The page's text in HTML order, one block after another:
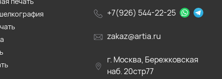
+7(926) 544-22-25
zakaz@artia.ru
г. Москва, Бережковская
наб. 20стр77